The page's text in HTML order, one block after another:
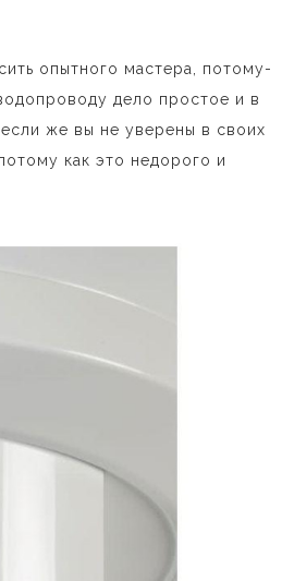
опытного мастера, потому-
дело простое и в
же вы не уверены в своих
как это недорого и